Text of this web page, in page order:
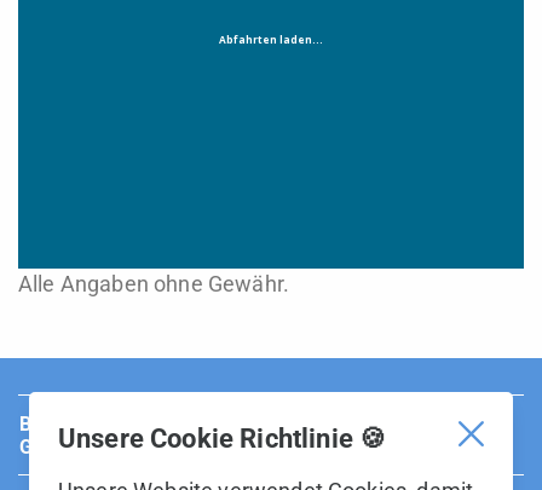
Alle Angaben ohne Gewähr.
BUS Sarganserland Werdenberg ist Teil der BOS
Gruppe.Unsere Cookie Richtlinie 🍪